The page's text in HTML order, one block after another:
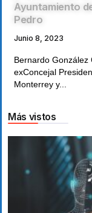
Ayuntamiento
Pedro
Junio 8, 2023
Bernardo González
exConcejal
Monterrey y...
Más vistos